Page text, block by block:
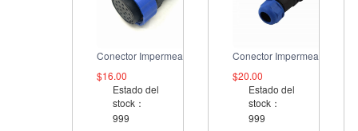
$16.00
Estado del
stock：
999
$20.00
Estado del
stock：
999